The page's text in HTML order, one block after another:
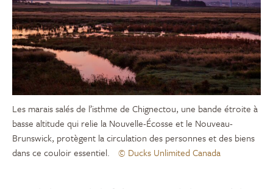
Les marais salés de l’isthme de Chignectou, une bande étroite à
basse altitude qui relie la Nouvelle-Écosse et le Nouveau-
Brunswick, protègent la circulation des personnes et des biens
dans ce couloir essentiel.
© Ducks Unlimited Canada